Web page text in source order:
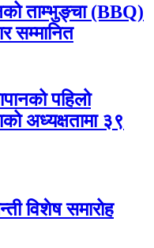
ताम्भुङ्चा (BBQ)
सम्मानित
पहिलो
अध्यक्षतामा ३९
विशेष समारोह